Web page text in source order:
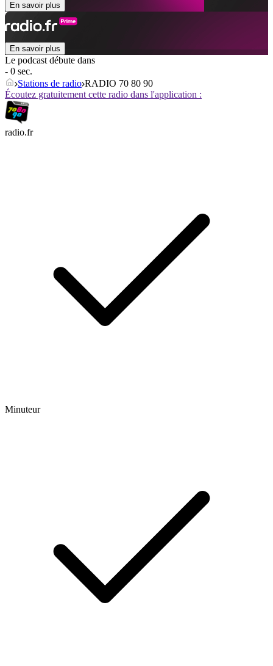
En savoir plus
En savoir plus
Le podcast débute dans
- 0 sec.
Stations de radio RADIO 70 80 90
Écoutez gratuitement cette radio dans l'application :
radio.fr
Minuteur